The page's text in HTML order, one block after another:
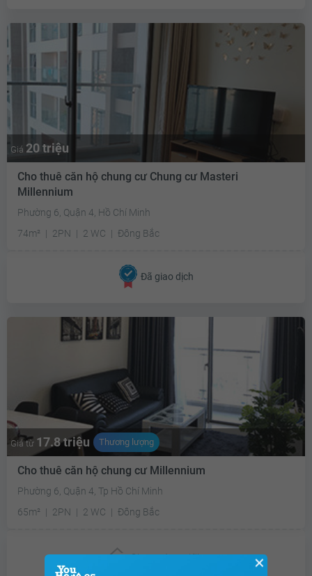
Giá 20 triệu
Cho thuê căn hộ chung cư Chung cư Masteri
Millennium
Phường 6, Quận 4, Hồ Chí Minh
74m²
2PN 2 WC Đông Bắc
Đã giao dịch
Giá từ 17.8 triệu Thương lượng
Cho thuê căn hộ chung cư Millennium
Phường 6, Quận 4, Tp Hồ Chí Minh
65m²
2PN 2 WC Đông Bắc
Chưa cóưu đãi ✕